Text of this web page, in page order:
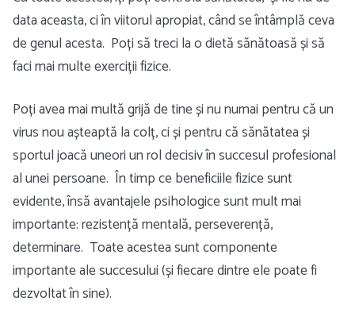
data aceasta, ci în viitorul apropiat, când se întâmplă ceva
de genul acesta. Poți să treci la o dietă sănătoasă și să
faci mai multe exerciții fizice.
Poți avea mai multă grijă de tine și nu numai pentru că un
virus nou așteaptă la colț, ci și pentru că sănătatea și
sportul joacă uneori un rol decisiv în succesul profesional
al unei persoane. În timp ce beneficiile fizice sunt
evidente, însă avantajele psihologice sunt mult mai
importante: rezistență mentală, perseverență,
determinare. Toate acestea sunt componente
importante ale succesului (și fiecare dintre ele poate fi
dezvoltat în sine).